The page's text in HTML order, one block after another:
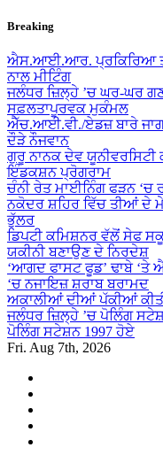
Skip
content
Breaking
ਐਸ.ਆਈ.ਆਰ. ਪ੍ਰਕਿਰਿਆ
ਨਾਲ ਮੀਟਿੰਗ
ਜਲੰਧਰ ਜ਼ਿਲ੍ਹੇ ’ਚ ਘਰ-ਘਰ
ਸਫ਼ਲਤਾਪੂਰਵਕ ਮੁਕੰਮਲ
ਐੱਚ.ਆਈ.ਵੀ./ਏਡਜ਼ ਬਾਰੇ
ਦੌੜੇ ਨੌਜਵਾਨ
ਗੁਰੂ ਨਾਨਕ ਦੇਵ
ਇੰਡਕਸ਼ਨ ਪ੍ਰੋਗਰਾਮ
ਚੰਨੀ ਰੇਤ ਮਾਈਨਿੰਗ ਫੜਨ
ਨਕੋਦਰ ਸ਼ਹਿਰ ਵਿੱਚ ਤੀਆਂ ਦੇ
ਭੁੱਲਰ
ਡਿਪਟੀ ਕਮਿਸ਼ਨਰ ਵੱਲੋਂ ਸੇਫ
ਯਕੀਨੀ ਬਣਾਉਣ ਦੇ ਨਿਰਦੇਸ਼
‘ਆਗਦ ਫਾਸਟ ਫੂਡ’ ਢਾਬੇ ‘ਤੇ
‘ਚ ਨਜਾਇਜ਼ ਸ਼ਰਾਬ ਬਰਾਮਦ
ਅਕਾਲੀਆਂ ਦੀਆਂ ਪੱਕੀਆਂ ਕੀਤੀ
ਜਲੰਧਰ ਜ਼ਿਲ੍ਹੇ ’ਚ ਪੋਲਿੰਗ
ਪੋਲਿੰਗ ਸਟੇਸ਼ਨ 1997 ਹੋਏ
Fri. Aug 7th, 2026